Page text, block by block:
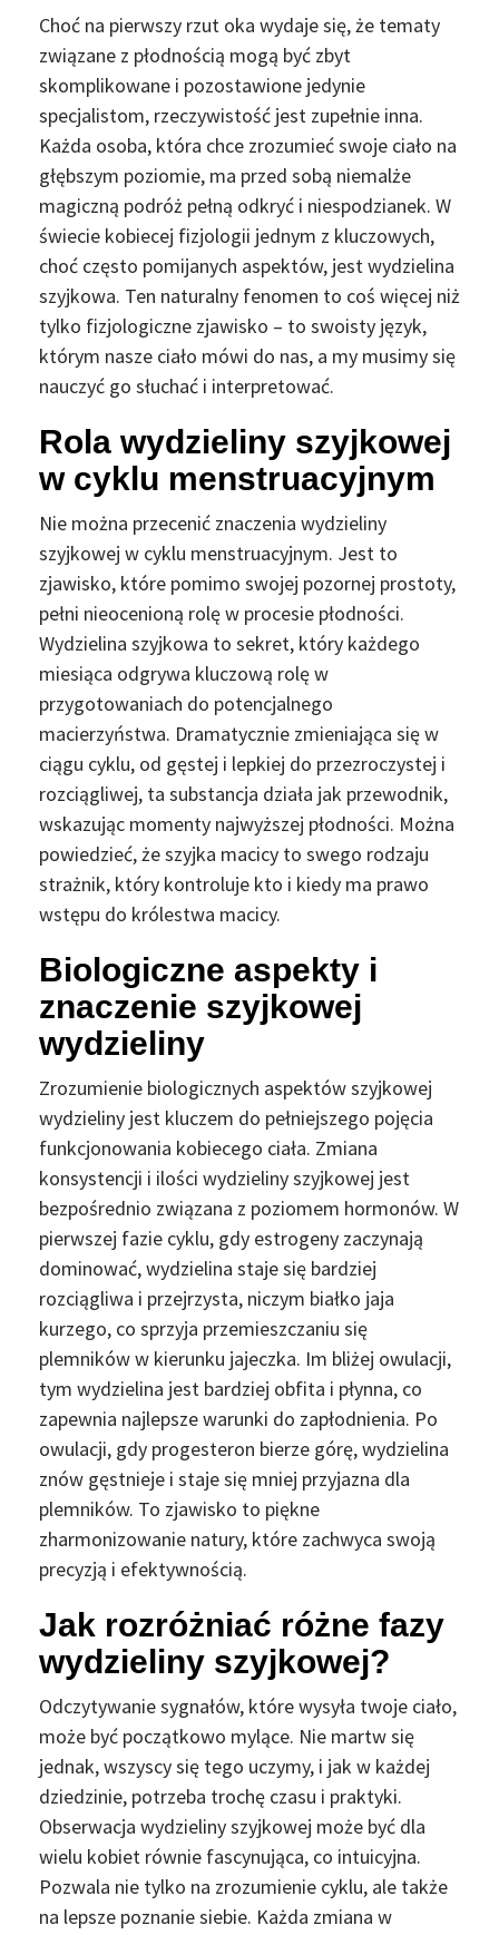
Choć na pierwszy rzut oka wydaje się, że tematy
związane z płodnością mogą być zbyt
skomplikowane i pozostawione jedynie
specjalistom, rzeczywistość jest zupełnie inna.
Każda osoba, która chce zrozumieć swoje ciało na
głębszym poziomie, ma przed sobą niemalże
magiczną podróż pełną odkryć i niespodzianek. W
świecie kobiecej fizjologii jednym z kluczowych,
choć często pomijanych aspektów, jest wydzielina
szyjkowa. Ten naturalny fenomen to coś więcej niż
tylko fizjologiczne zjawisko – to swoisty język,
którym nasze ciało mówi do nas, a my musimy się
nauczyć go słuchać i interpretować.
Rola wydzieliny szyjkowej
w cyklu menstruacyjnym
Nie można przecenić znaczenia wydzieliny
szyjkowej w cyklu menstruacyjnym. Jest to
zjawisko, które pomimo swojej pozornej prostoty,
pełni nieocenioną rolę w procesie płodności.
Wydzielina szyjkowa to sekret, który każdego
miesiąca odgrywa kluczową rolę w
przygotowaniach do potencjalnego
macierzyństwa. Dramatycznie zmieniająca się w
ciągu cyklu, od gęstej i lepkiej do przezroczystej i
rozciągliwej, ta substancja działa jak przewodnik,
wskazując momenty najwyższej płodności. Można
powiedzieć, że szyjka macicy to swego rodzaju
strażnik, który kontroluje kto i kiedy ma prawo
wstępu do królestwa macicy.
Biologiczne aspekty i
znaczenie szyjkowej
wydzieliny
Zrozumienie biologicznych aspektów szyjkowej
wydzieliny jest kluczem do pełniejszego pojęcia
funkcjonowania kobiecego ciała. Zmiana
konsystencji i ilości wydzieliny szyjkowej jest
bezpośrednio związana z poziomem hormonów. W
pierwszej fazie cyklu, gdy estrogeny zaczynają
dominować, wydzielina staje się bardziej
rozciągliwa i przejrzysta, niczym białko jaja
kurzego, co sprzyja przemieszczaniu się
plemników w kierunku jajeczka. Im bliżej owulacji,
tym wydzielina jest bardziej obfita i płynna, co
zapewnia najlepsze warunki do zapłodnienia. Po
owulacji, gdy progesteron bierze górę, wydzielina
znów gęstnieje i staje się mniej przyjazna dla
plemników. To zjawisko to piękne
zharmonizowanie natury, które zachwyca swoją
precyzją i efektywnością.
Jak rozróżniać różne fazy
wydzieliny szyjkowej?
Odczytywanie sygnałów, które wysyła twoje ciało,
może być początkowo mylące. Nie martw się
jednak, wszyscy się tego uczymy, i jak w każdej
dziedzinie, potrzeba trochę czasu i praktyki.
Obserwacja wydzieliny szyjkowej może być dla
wielu kobiet równie fascynująca, co intuicyjna.
Pozwala nie tylko na zrozumienie cyklu, ale także
na lepsze poznanie siebie. Każda zmiana w